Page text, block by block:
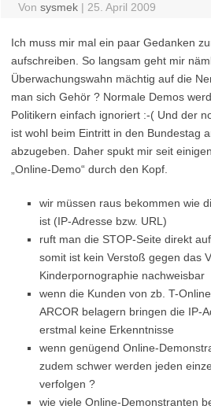
Von sysmek | 25. April 2009
Ich muss mir mal ein paar Gedanken
aufschreiben. So langsam geht mir
Überwachungswahn mächtig auf die
man sich Gehör ? Normale Demos
Politikern einfach ignoriert :-( Und der
ist wohl beim Eintritt in den Bundestag
abzugeben. Daher spukt mir seit
„Online-Demo“ durch den Kopf.
wir müssen raus bekommen wie
ist (IP-Adresse bzw. URL)
ruft man die STOP-Seite direkt
somit ist kein Verstoß gegen das
Kinderpornographie nachweisbar
wenn die Kunden von zb. T-
ARCOR belagern bringen die IP-
erstmal keine Erkenntnisse
wenn genügend Online-
zudem schwer werden jeden
verfolgen ?
wie viele Online-Demonstranten